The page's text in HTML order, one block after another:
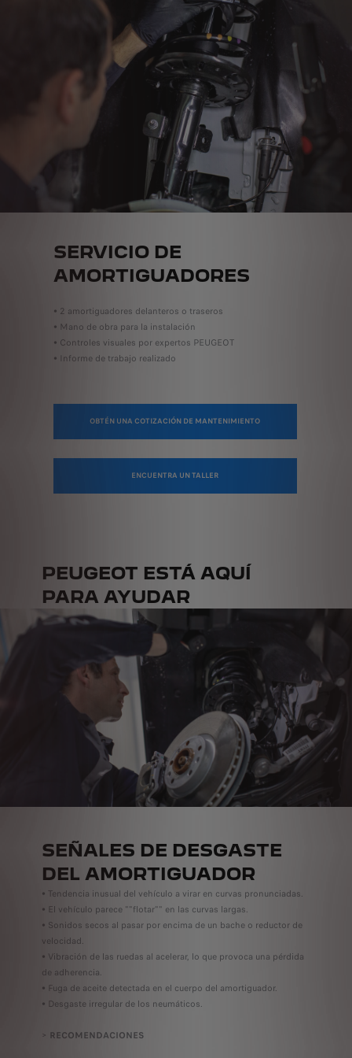
SERVICIO DE
AMORTIGUADORES
• 2 amortiguadores delanteros o traseros
• Mano de obra para la instalación
• Controles visuales por expertos PEUGEOT
• Informe de trabajo realizado
OBTÉN UNA COTIZACIÓN DE MANTENIMIENTO
ENCUENTRA UN TALLER
PEUGEOT ESTÁ AQUÍ
PARA AYUDAR
SEÑALES DE DESGASTE
DEL AMORTIGUADOR
• Tendencia inusual del vehículo a virar en curvas pronunciadas.
• El vehículo parece ""flotar"" en las curvas largas.
• Sonidos secos al pasar por encima de un bache o reductor de
velocidad.
• Vibración de las ruedas al acelerar, lo que provoca una pérdida
de adherencia.
• Fuga de aceite detectada en el cuerpo del amortiguador.
• Desgaste irregular de los neumáticos.
> RECOMENDACIONES